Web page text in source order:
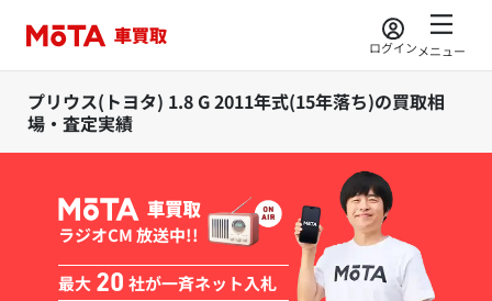
ログインメニュー
プリウス(トヨタ) 1.8 G 2011年式(15年落ち)の買取相
場・査定実績
ラジオCM 放送中!!
最大 20 社が一斉ネット入札